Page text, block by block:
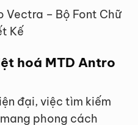
Vectra – Bộ Font Chữ
Kế
hoá MTD Antro
đại, việc tìm kiếm
phong cách